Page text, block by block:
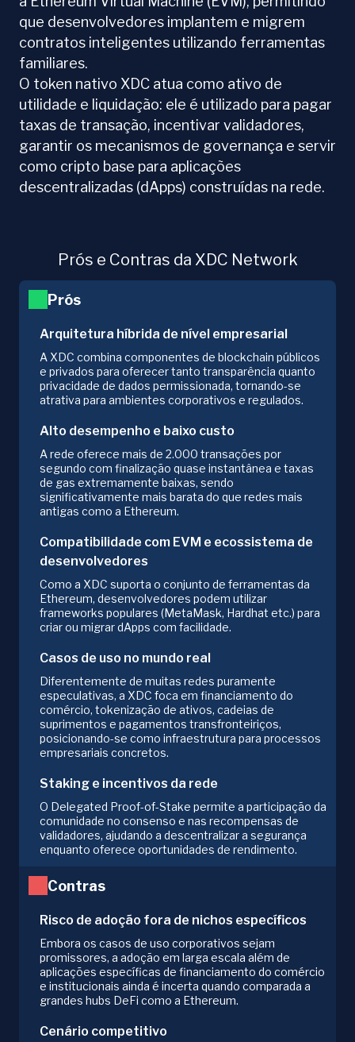
que desenvolvedores implantem e migrem
contratos inteligentes utilizando ferramentas
familiares.
O token nativo XDC atua como ativo de
utilidade e liquidação: ele é utilizado para pagar
taxas de transação, incentivar validadores,
garantir os mecanismos de governança e servir
como cripto base para aplicações
descentralizadas (dApps) construídas na rede.
Prós e Contras da XDC Network
Prós
Arquitetura híbrida de nível empresarial
A XDC combina componentes de blockchain públicos
e privados para oferecer tanto transparência quanto
privacidade de dados permissionada, tornando-se
atrativa para ambientes corporativos e regulados.
Alto desempenho e baixo custo
A rede oferece mais de 2.000 transações por
segundo com finalização quase instantânea e taxas
de gas extremamente baixas, sendo
significativamente mais barata do que redes mais
antigas como a Ethereum.
Compatibilidade com EVM e ecossistema de
desenvolvedores
Como a XDC suporta o conjunto de ferramentas da
Ethereum, desenvolvedores podem utilizar
frameworks populares (MetaMask, Hardhat etc.) para
criar ou migrar dApps com facilidade.
Casos de uso no mundo real
Diferentemente de muitas redes puramente
especulativas, a XDC foca em financiamento do
comércio, tokenização de ativos, cadeias de
suprimentos e pagamentos transfronteiriços,
posicionando-se como infraestrutura para processos
empresariais concretos.
Staking e incentivos da rede
O Delegated Proof-of-Stake permite a participação da
comunidade no consenso e nas recompensas de
validadores, ajudando a descentralizar a segurança
enquanto oferece oportunidades de rendimento.
Contras
Risco de adoção fora de nichos específicos
Embora os casos de uso corporativos sejam
promissores, a adoção em larga escala além de
aplicações específicas de financiamento do comércio
e institucionais ainda é incerta quando comparada a
grandes hubs DeFi como a Ethereum.
Cenário competitivo